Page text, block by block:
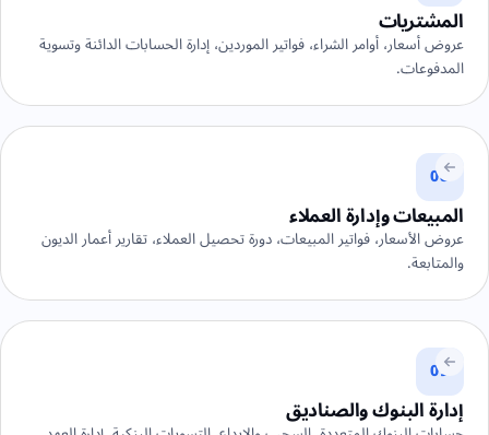
المشتريات
عروض أسعار، أوامر الشراء، فواتير الموردين، إدارة الحسابات الدائنة وتسوية
المدفوعات.
08
المبيعات وإدارة العملاء
عروض الأسعار، فواتير المبيعات، دورة تحصيل العملاء، تقارير أعمار الديون
والمتابعة.
09
إدارة البنوك والصناديق